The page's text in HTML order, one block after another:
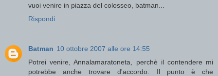
vuoi venire in piazza del colosseo, batman...
Rispondi
Batman 10 ottobre 2007 alle ore 14:55
Potrei venire, Annalamaratoneta, perchè il contendere mi
potrebbe anche trovare d'accordo. Il punto è che